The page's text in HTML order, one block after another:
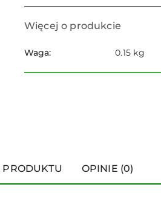
Więcej o produkcie
Waga: 0.15 kg
PRODUKTU OPINIE (0)